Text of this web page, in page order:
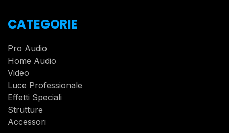
CATEGORIE
Pro Audio
Home Audio
Video
Luce Professionale
Effetti Speciali
Strutture
Accessori